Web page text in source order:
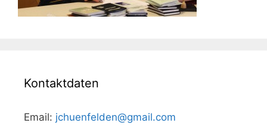
Kontaktdaten
Email: jchuenfelden@gmail.com